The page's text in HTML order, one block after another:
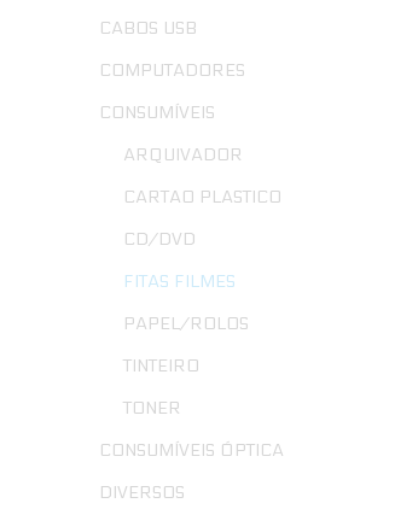
CABOS USB
COMPUTADORES
CONSUMÍVEIS
ARQUIVADOR
CARTAO PLASTICO
CD/DVD
FITAS FILMES
PAPEL/ROLOS
TINTEIRO
TONER
CONSUMÍVEIS ÓPTICA
DIVERSOS